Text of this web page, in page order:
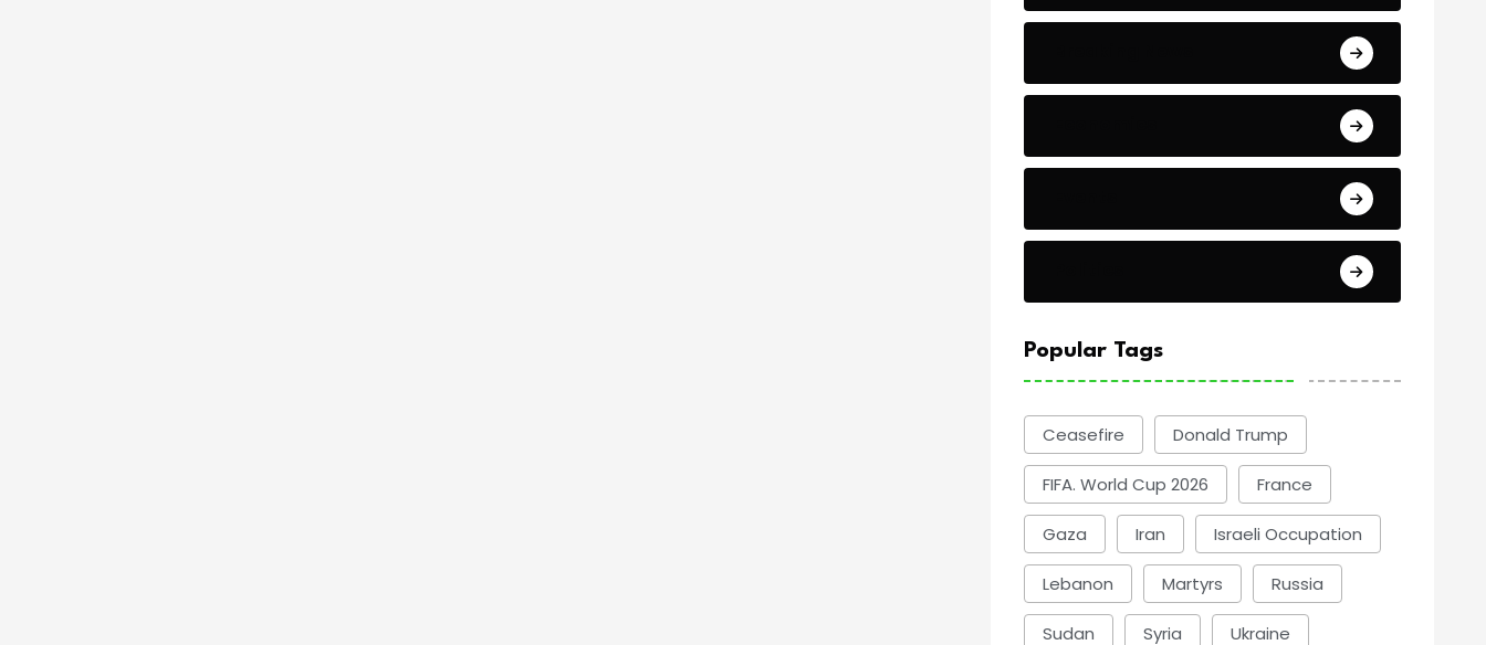
Popular Tags
Ceasefire Donald Trump
FIFA. World Cup 2026 France
Gaza Iran Israeli Occupation
Lebanon Martyrs Russia
Sudan Syria Ukraine